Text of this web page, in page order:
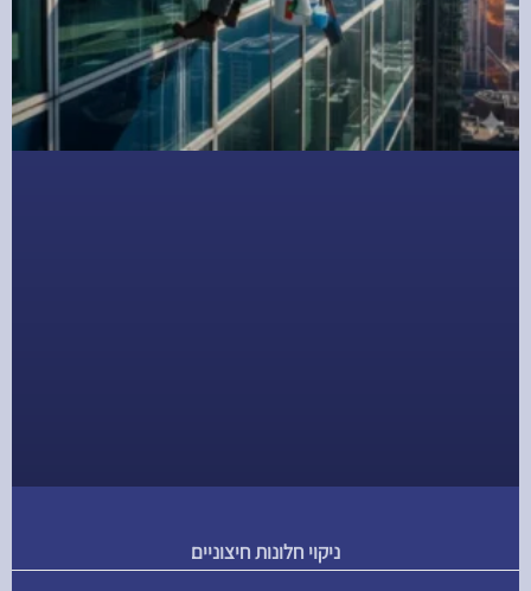
ניקוי חלונות חיצוניים